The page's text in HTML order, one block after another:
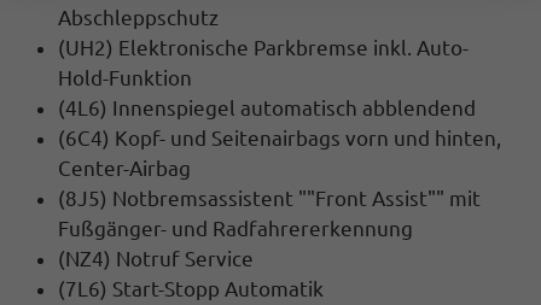
Abschleppschutz
(UH2) Elektronische Parkbremse inkl. Auto-
Hold-Funktion
(4L6) Innenspiegel automatisch abblendend
(6C4) Kopf- und Seitenairbags vorn und hinten,
Center-Airbag
(8J5) Notbremsassistent ""Front Assist"" mit
Fußgänger- und Radfahrererkennung
(NZ4) Notruf Service
(7L6) Start-Stopp Automatik